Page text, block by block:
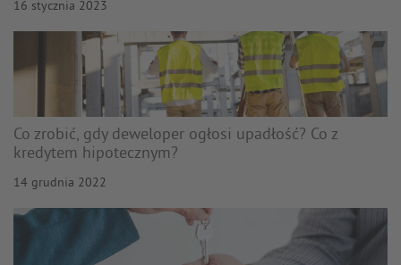
16 stycznia 2023
Co zrobić, gdy deweloper ogłosi upadłość? Co z
kredytem hipotecznym?
14 grudnia 2022